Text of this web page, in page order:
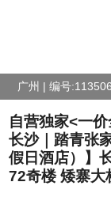
广州 | 编号
自营独家<一
长沙｜踏青张
假日酒店）】
72奇楼 矮寨大